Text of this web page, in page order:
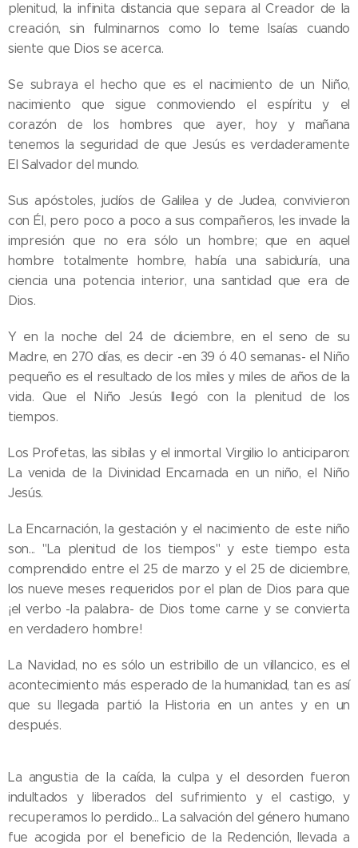
plenitud, la infinita distancia que separa al Creador de la
creación, sin fulminarnos como lo teme Isaías cuando
siente que Dios se acerca.
Se subraya el hecho que es el nacimiento de un Niño,
nacimiento que sigue conmoviendo el espíritu y el
corazón de los hombres que ayer, hoy y mañana
tenemos la seguridad de que Jesús es verdaderamente
El Salvador del mundo.
Sus apóstoles, judíos de Galilea y de Judea, convivieron
con Él, pero poco a poco a sus compañeros, les invade la
impresión que no era sólo un hombre; que en aquel
hombre totalmente hombre, había una sabiduría, una
ciencia una potencia interior, una santidad que era de
Dios.
Y en la noche del 24 de diciembre, en el seno de su
Madre, en 270 días, es decir -en 39 ó 40 semanas- el Niño
pequeño es el resultado de los miles y miles de años de la
vida. Que el Niño Jesús llegó con la plenitud de los
tiempos.
Los Profetas, las sibilas y el inmortal Virgilio lo anticiparon:
La venida de la Divinidad Encarnada en un niño, el Niño
Jesús.
La Encarnación, la gestación y el nacimiento de este niño
son... "La plenitud de los tiempos" y este tiempo esta
comprendido entre el 25 de marzo y el 25 de diciembre,
los nueve meses requeridos por el plan de Dios para que
¡el verbo -la palabra- de Dios tome carne y se convierta
en verdadero hombre!
La Navidad, no es sólo un estribillo de un villancico, es el
acontecimiento más esperado de la humanidad, tan es así
que su llegada partió la Historia en un antes y en un
después.
La angustia de la caída, la culpa y el desorden fueron
indultados y liberados del sufrimiento y el castigo, y
recuperamos lo perdido... La salvación del género humano
fue acogida por el beneficio de la Redención, llevada a